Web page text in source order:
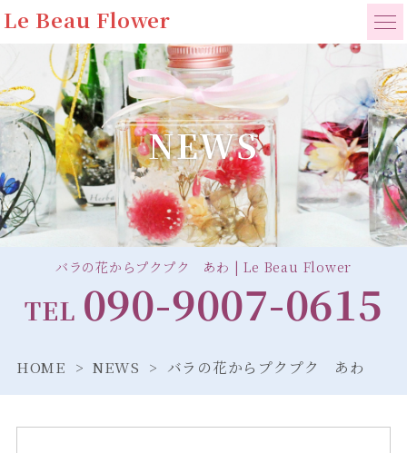
Le Beau Flower
NEWS
バラの花からプクプク あわ | Le Beau Flower
TEL 090-9007-0615
HOME NEWS バラの花からプクプク あわ